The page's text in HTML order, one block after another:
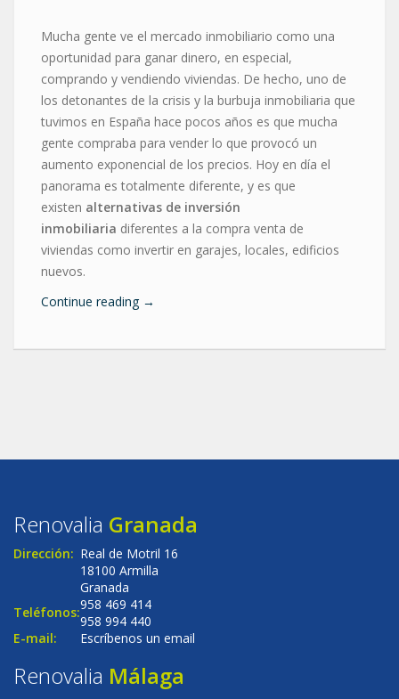
Mucha gente ve el mercado inmobiliario como una
oportunidad para ganar dinero, en especial,
comprando y vendiendo viviendas. De hecho, uno de
los detonantes de la crisis y la burbuja inmobiliaria que
tuvimos en España hace pocos años es que mucha
gente compraba para vender lo que provocó un
aumento exponencial de los precios. Hoy en día el
panorama es totalmente diferente, y es que
existen alternativas de inversión
inmobiliaria diferentes a la compra venta de
viviendas como invertir en garajes, locales, edificios
nuevos.
Continue reading →
Renovalia Granada
Dirección: Real de Motril 16
18100 Armilla
Granada
Teléfonos:958 469 414
958 994 440
E-mail:
Escríbenos un email
Renovalia Málaga